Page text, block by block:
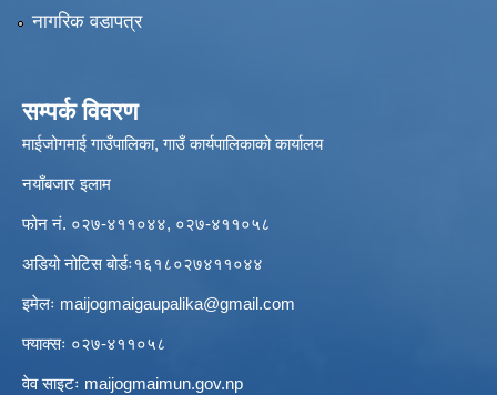
नागरिक वडापत्र
सम्पर्क विवरण
माईजोगमाई गाउँपालिका, गाउँ कार्यपालिकाको कार्यालय
नयाँबजार इलाम
फोन नं. ०२७-४११०४४, ०२७-४११०५८
अडियो नोटिस बोर्डः१६१८०२७४११०४४
इमेलः maijogmaigaupalika@gmail.com
फ्याक्सः ०२७-४११०५८
वेव साइटः maijogmaimun.gov.np